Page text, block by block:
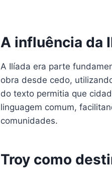
A influência da
A Ilíada era parte
obra desde cedo,
do texto permitia que
linguagem comum,
comunidades.
Troy como